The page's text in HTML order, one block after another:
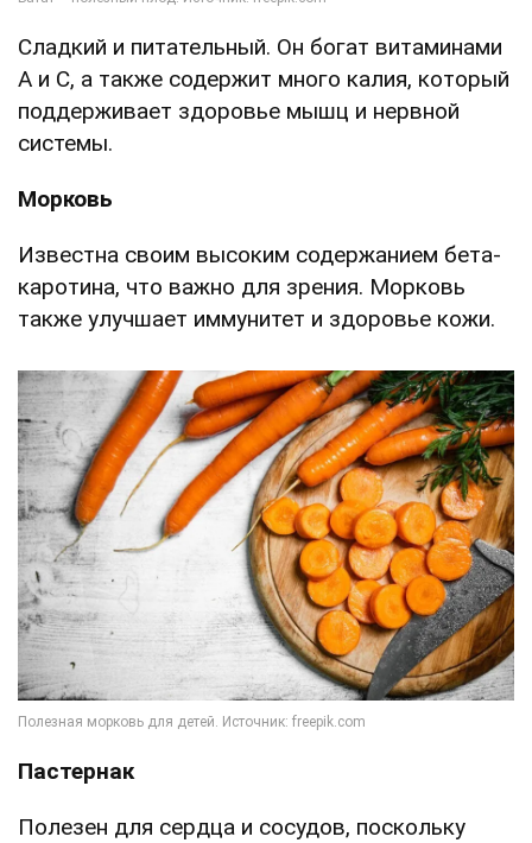
Сладкий и питательный. Он богат витаминами
A и C, а также содержит много калия, который
поддерживает здоровье мышц и нервной
системы.
Морковь
Известна своим высоким содержанием бета-
каротина, что важно для зрения. Морковь
также улучшает иммунитет и здоровье кожи.
Пастернак
Полезен для сердца и сосудов, поскольку